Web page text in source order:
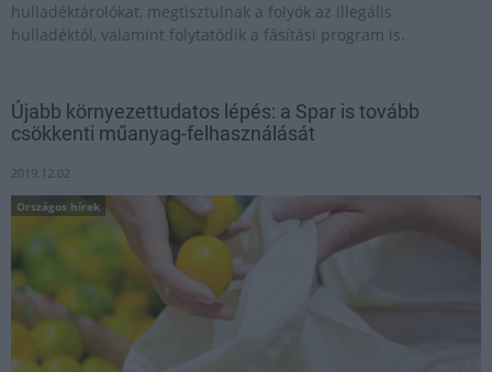
hulladéktárolókat, megtisztulnak a folyók az illegális
hulladéktól, valamint folytatódik a fásítási program is.
Újabb környezettudatos lépés: a Spar is tovább
csökkenti műanyag-felhasználását
2019.12.02
Országos hírek